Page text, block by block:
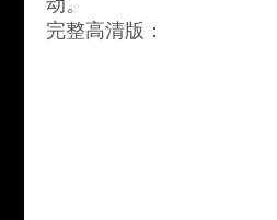
动。
完整高清版：